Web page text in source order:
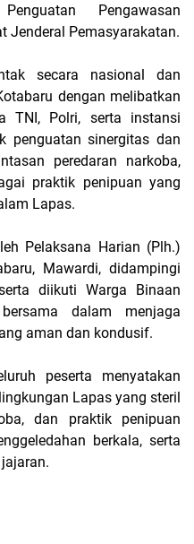
Pengawasan
Jenderal Pemasyarakatan.
secara nasional dan
dengan melibatkan
TNI, Polri, serta instansi
penguatan sinergitas dan
peredaran narkoba,
praktik penipuan yang
Lapas.
Pelaksana Harian (Plh.)
Mawardi, didampingi
diikuti Warga Binaan
dalam menjaga
aman dan kondusif.
peserta menyatakan
Lapas yang steril
dan praktik penipuan
berkala, serta